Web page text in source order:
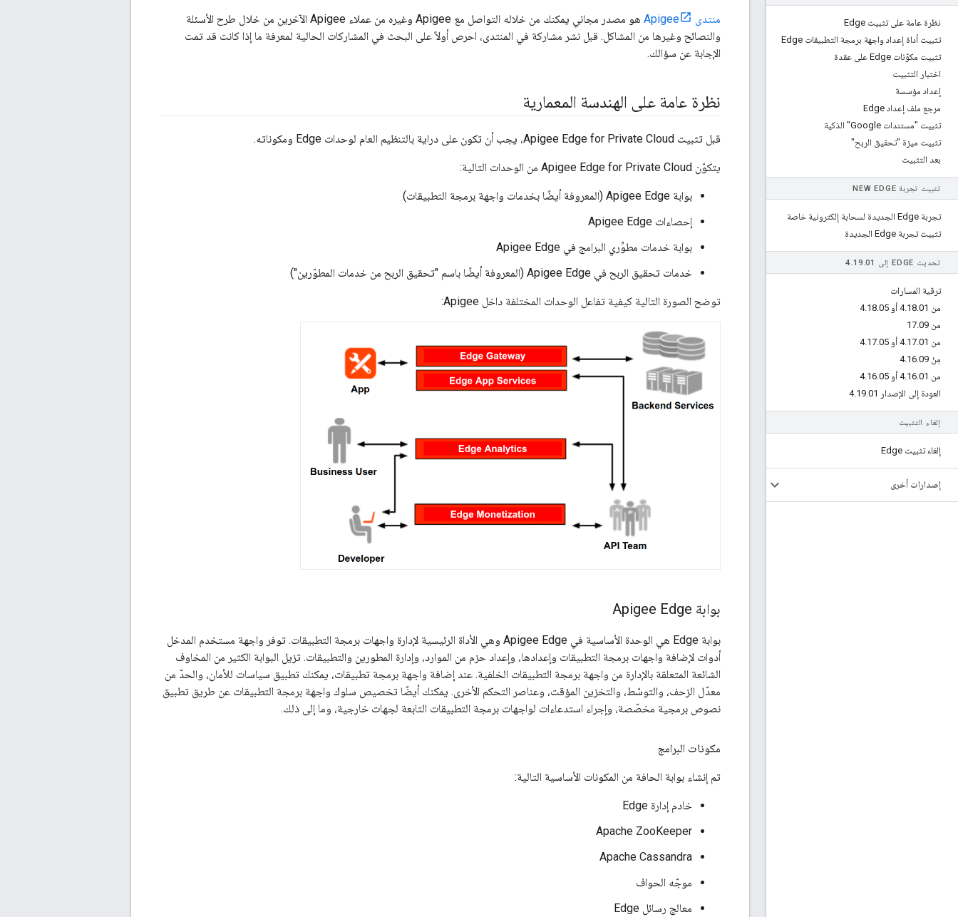
نظرة عامة على تثبيت Edge
تثبيت أداة إعداد واجهة برمجة التطبيقات Edge
تثبيت مكوّنات Edge على عقدة
اختبار التثبيت
إعداد مؤسسة
مرجع ملف إعداد Edge
تثبيت "مستندات Google" الذكية
تثبيت ميزة "تحقيق الربح"
بعد التثبيت
تثبيت تجربة NEW EDGE
تجربة Edge الجديدة لسحابة إلكترونية خاصة
تثبيت تجربة Edge الجديدة
تحديث EDGE إلى 4 .19.01
ترقية المسارات
من 4
.18.01 أو 4 .18.05
من 17
.09
من 4
.17.01 أو 4 .17.05
مِنْ 4
.16.09
من 4
.16.01 أو 4 .16.05
العودة إلى الإصدار 4
.19.01
إلغاء التثبيت
إلغاء تثبيت Edge
إصدارات أخرى
منتدى Apigee
هو مصدر مجاني يمكنك من خلاله التواصل مع Apigee وغيره من عملاء Apigee الآخرين من خلال طرح الأسئلة
والنصائح وغيرها من المشاكل. قبل نشر مشاركة في المنتدى، احرص أولاً على البحث في المشاركات الحالية لمعرفة ما إذا كانت قد تمت
الإجابة عن سؤالك.
نظرة عامة على الهندسة المعمارية
قبل تثبيت Apigee Edge for Private Cloud، يجب أن تكون على دراية بالتنظيم العام لوحدات Edge ومكوناته.
يتكوّن Apigee Edge for Private Cloud من الوحدات التالية:
بوابة Apigee Edge (المعروفة أيضًا بخدمات واجهة برمجة التطبيقات)
إحصاءات Apigee Edge
بوابة خدمات مطوِّري البرامج في Apigee Edge
خدمات تحقيق الربح في Apigee Edge (المعروفة أيضًا باسم "تحقيق الربح من خدمات المطوّرين")
توضح الصورة التالية كيفية تفاعل الوحدات المختلفة داخل Apigee:
بوابة Apigee Edge
بوابة Edge هي الوحدة الأساسية في Apigee Edge وهي الأداة الرئيسية لإدارة واجهات برمجة التطبيقات. توفر واجهة مستخدم المدخل
أدوات لإضافة واجهات برمجة التطبيقات وإعدادها، وإعداد حزم من الموارد، وإدارة المطورين والتطبيقات. تزيل البوابة الكثير من المخاوف
الشائعة المتعلقة بالإدارة من واجهة برمجة التطبيقات الخلفية. عند إضافة واجهة برمجة تطبيقات، يمكنك تطبيق سياسات للأمان، والحدّ من
معدّل الزحف، والتوسّط، والتخزين المؤقت، وعناصر التحكم الأخرى. يمكنك أيضًا تخصيص سلوك واجهة برمجة التطبيقات عن طريق تطبيق
نصوص برمجية مخصّصة، وإجراء استدعاءات لواجهات برمجة التطبيقات التابعة لجهات خارجية، وما إلى ذلك.
مكونات البرامج
تم إنشاء بوابة الحافة من المكونات الأساسية التالية:
خادم إدارة Edge
Apache ZooKeeper
Apache Cassandra
موجّه الحواف
معالج رسائل Edge